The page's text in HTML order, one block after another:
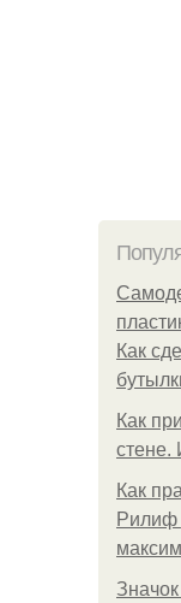
Как
Как
стене.
Как
Рилиф